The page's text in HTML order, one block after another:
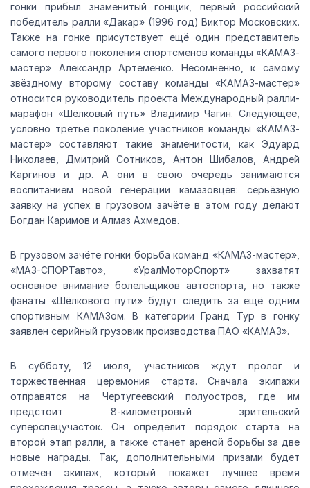
гонки прибыл знаменитый гонщик, первый российский
победитель ралли «Дакар» (1996 год) Виктор Московских.
Также на гонке присутствует ещё один представитель
самого первого поколения спортсменов команды «КАМАЗ-
мастер» Александр Артеменко. Несомненно, к самому
звёздному второму составу команды «КАМАЗ-мастер»
относится руководитель проекта Международный ралли-
марафон «Шёлковый путь» Владимир Чагин. Следующее,
условно третье поколение участников команды «КАМАЗ-
мастер» составляют такие знаменитости, как Эдуард
Николаев, Дмитрий Сотников, Антон Шибалов, Андрей
Каргинов и др. А они в свою очередь занимаются
воспитанием новой генерации камазовцев: серьёзную
заявку на успех в грузовом зачёте в этом году делают
Богдан Каримов и Алмаз Ахмедов.
В грузовом зачёте гонки борьба команд «КАМАЗ-мастер»,
«МАЗ-СПОРТавто», «УралМоторСпорт» захватят
основное внимание болельщиков автоспорта, но также
фанаты «Шёлкового пути» будут следить за ещё одним
спортивным КАМАЗом. В категории Гранд Тур в гонку
заявлен серийный грузовик производства ПАО «КАМАЗ».
В субботу, 12 июля, участников ждут пролог и
торжественная церемония старта. Сначала экипажи
отправятся на Чертугеевский полуостров, где им
предстоит 8-километровый зрительский
суперспецучасток. Он определит порядок старта на
второй этап ралли, а также станет ареной борьбы за две
новые награды. Так, дополнительными призами будет
отмечен экипаж, который покажет лучшее время